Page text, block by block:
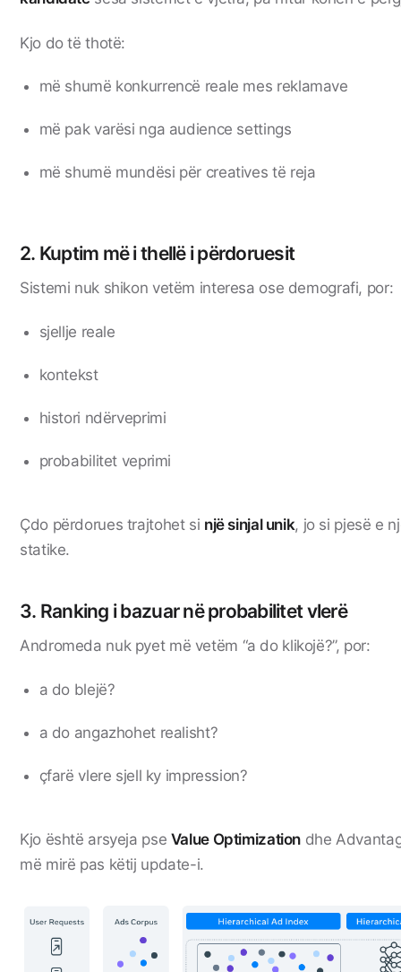
Kjo do të thotë:
më shumë konkurrencë reale mes reklamave
më pak varësi nga audience settings
më shumë mundësi për creatives të reja
2. Kuptim më i thellë i përdoruesit
Sistemi nuk shikon vetëm interesa ose demografi, por:
sjellje reale
kontekst
histori ndërveprimi
probabilitet veprimi
Çdo përdorues trajtohet si një sinjal unik, jo si pjesë e
statike.
3. Ranking i bazuar në probabilitet vlerë
Andromeda nuk pyet më vetëm “a do klikojë?”, por:
a do blejë?
a do angazhohet realisht?
çfarë vlere sjell ky impression?
Kjo është arsyeja pse Value Optimization dhe
më mirë pas këtij update-i.